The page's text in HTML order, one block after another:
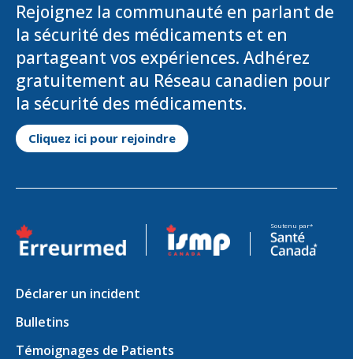
Rejoignez la communauté en parlant de
la sécurité des médicaments et en
partageant vos expériences. Adhérez
gratuitement au Réseau canadien pour
la sécurité des médicaments.
Cliquez ici pour rejoindreS'ouvre dans un nouvel onglet
Soutenu par*
S'ouvre dans un nouvel
Déclarer un incident
Bulletins
Témoignages de Patients